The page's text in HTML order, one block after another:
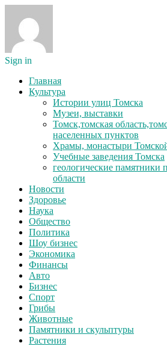
Sign in
Главная
Культура
Истории улиц Томска
Музеи, выставки
Томск,томская
населенных пунктов
Храмы, монастыри
Учебные заведения Томска
геологические памятники
области
Новости
Здоровье
Наука
Общество
Политика
Шоу бизнес
Экономика
Финансы
Авто
Бизнес
Спорт
Грибы
Животные
Памятники и скульптуры
Растения